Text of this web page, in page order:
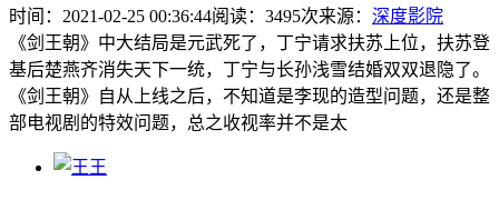
时间：2021-02-25 00:36:44阅读： 3495次来源： 深度影院
《剑王朝》中大结局是元武死了，丁宁请求扶苏上位，扶苏登
基后楚燕齐消失天下一统，丁宁与长孙浅雪结婚双双退隐了。
《剑王朝》自从上线之后，不知道是李现的造型问题，还是整
部电视剧的特效问题，总之收视率并不是太
王